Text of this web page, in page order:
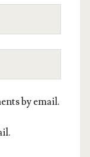
by email.